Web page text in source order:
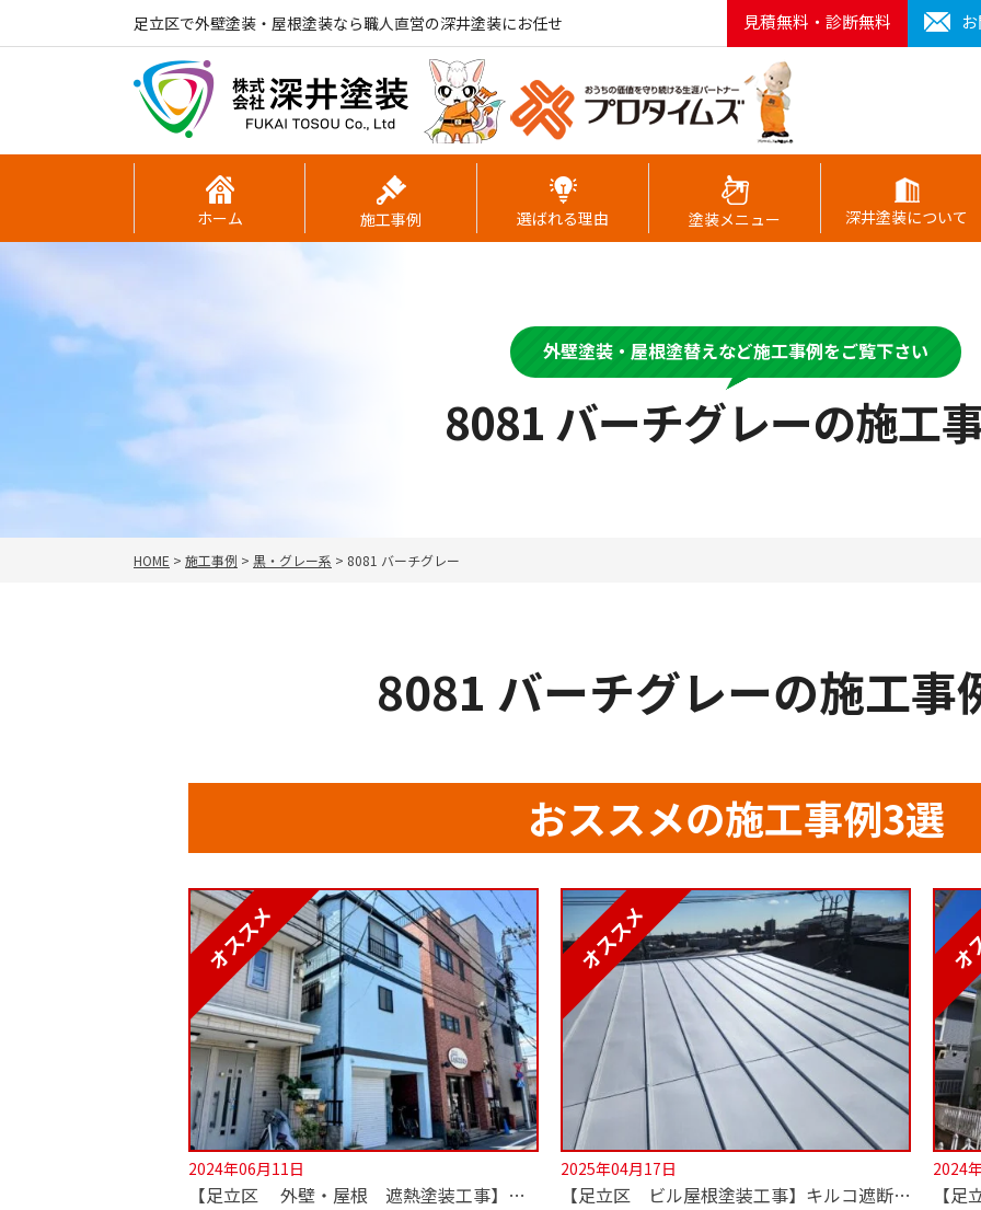
足立区で外壁塗装・屋根塗装なら職人直営の深井塗装にお任せ 見積無料・診断無料
ホーム 施工事例 選ばれる理由 塗装メニュー 深井塗装について
8081 バーチグレーの施工
外壁塗装・屋根塗替えなど施工事例をご覧下さい
HOME > 施工事例 > 黒・グレー系 > 8081 バーチグレー
8081 バーチグレーの施工事
おススメの施工事例3選
2024年06月11日
【足立区 外壁・屋根 遮熱塗装工事】超低汚染無機塗料でセルフクリーニング！
2025年04月17日
【足立区 ビル屋根塗装工事】キルコ遮断熱塗料使用！2階の室温が劇的に変わります！
2024